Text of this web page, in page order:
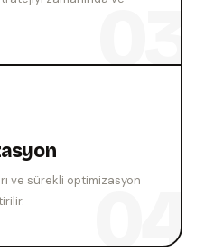
ve sürekli optimizasyon